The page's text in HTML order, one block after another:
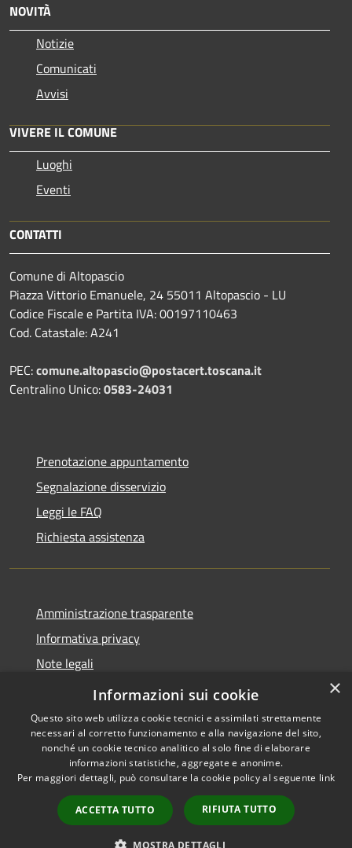
NOVITÀ
Notizie
Comunicati
Avvisi
VIVERE IL COMUNE
Luoghi
Eventi
CONTATTI
Comune di Altopascio
Piazza Vittorio Emanuele, 24 55011 Altopascio - LU
Codice Fiscale e Partita IVA: 00197110463
Cod. Catastale: A241
PEC:comune.altopascio@postacert.toscana.it
Centralino Unico:0583-24031
Prenotazione appuntamento
Segnalazione disservizio
Leggi le FAQ
Richiesta assistenza
Amministrazione trasparente
Informativa privacy
Note legali
Dichiarazione di accessibilità
Accessibilità
Copyright © 2026 • Comune di
Altopascio • Powered by
Municipium•
Accesso
redazione
×
Informazioni sui cookie
Questo sito web utilizza cookie tecnici e assimilati strettamente
necessari al corretto funzionamento e alla navigazione del sito,
nonché un cookie tecnico analitico al solo fine di elaborare
informazioni statistiche, aggregate e anonime.
Per maggiori dettagli, può consultare la cookie policy al seguente link
ACCETTA TUTTO RIFIUTA TUTTO
MOSTRA DETTAGLI